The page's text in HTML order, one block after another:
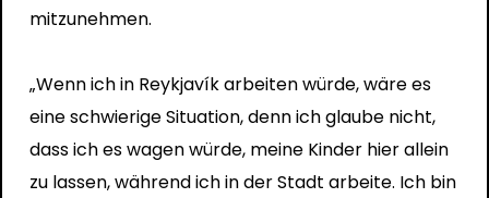
mitzunehmen.
„Wenn ich in Reykjavík arbeiten würde, wäre es
eine schwierige Situation, denn ich glaube nicht,
dass ich es wagen würde, meine Kinder hier allein
zu lassen, während ich in der Stadt arbeite. Ich bin